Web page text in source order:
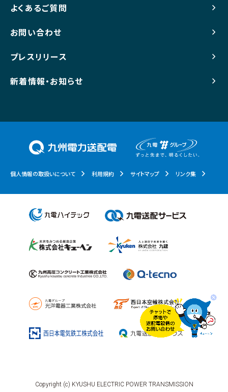
・その他、個人情報のお取り扱いに関しては、主催者ホ
en.co.jp/td_privacy_index.html
6. 免責事項について
任において行うものとし、ご応募に際して応募者に何ら
も、主催者の賠償義務は、直接、通常かつ現実に生じた
・主催者は、以下事由により当キャンペーンの一部また
- 火災や通信環境の悪化等の非常事態が発生した場合
- 地震、噴火、洪水、津波等の天災地変、感染症の蔓延 、
暴動、労働争議、官公署の命令等による場合
- その他、当キャンペーンの開催、継続が困難であると主
7. その他
・当キャンペーンおよび本規約に関する事項には⽇本法
が適用されます。当キャンペーンおよび本規約に関連す
よくあるご質問
お問い合わせ
プレスリリース
新着情報・お知らせ
個人情報の取扱いについて 利用規約 サイトマップ リンク集
Copyright (c) KYUSHU ELECTRIC POWER TRANSMISSION